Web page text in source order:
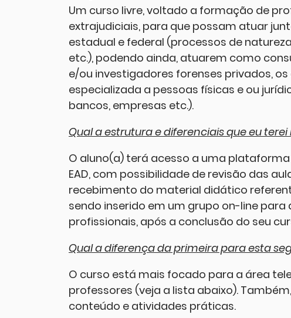
Um curso livre, voltado a formação de
extrajudiciais, para que possam atuar
estadual e federal (processos de
etc.), podendo ainda, atuarem como
e/ou investigadores forenses privados,
especializada a pessoas físicas e ou
bancos, empresas etc.).
Qual a estrutura e diferenciais que eu terei
O aluno(a) terá acesso a uma
EAD, com possibilidade de revisão das
recebimento do material didático
sendo inserido em um grupo on-line para
profissionais, após a conclusão do seu
Qual a diferença da primeira para esta
O curso está mais focado para a área
professores (veja a lista abaixo).
conteúdo e atividades práticas.